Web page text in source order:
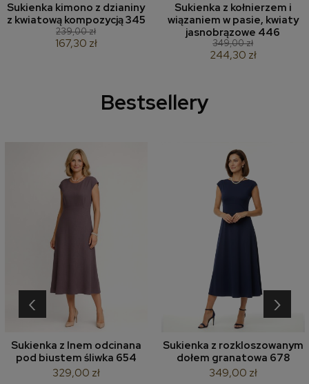
Sukienka kimono z dzianiny
z kwiatową kompozycją 345
239,00 zł
167,30 zł
Sukienka z kołnierzem i
wiązaniem w pasie, kwiaty
jasnobrązowe 446
349,00 zł
244,30 zł
Bestsellery
Sukienka z lnem odcinana
pod biustem śliwka 654
329,00 zł
Sukienka z rozkloszowanym
dołem granatowa 678
349,00 zł
‹ ›